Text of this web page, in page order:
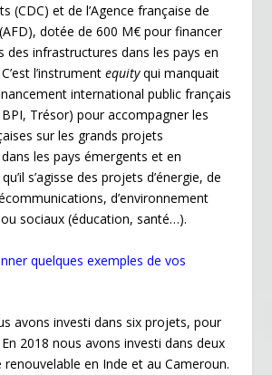
(CDC) et de l’Agence française de
dotée de 600 M€ pour financer
des infrastructures dans les pays en
l’instrumentequityqui manquait
international public français
Trésor) pour accompagner les
sur les grands projets
les pays émergents et en
s’agisse des projets d’énergie, de
d’environnement
sociaux (éducation, santé…).
quelques exemples de vos
avons investi dans six projets, pour
2018 nous avons investi dans deux
renouvelable en Inde et au Cameroun.